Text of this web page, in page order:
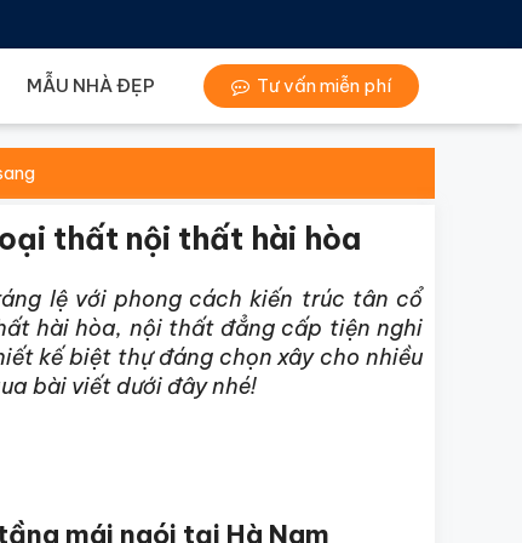
MẪU NHÀ ĐẸP Tư vấn miễn phí
thất nội thất hài hòa
lệ với phong cách kiến trúc tân cổ
hài hòa, nội thất đẳng cấp tiện nghi
kế biệt thự đáng chọn xây cho nhiều
bài viết dưới đây nhé!
mái ngói tại Hà Nam